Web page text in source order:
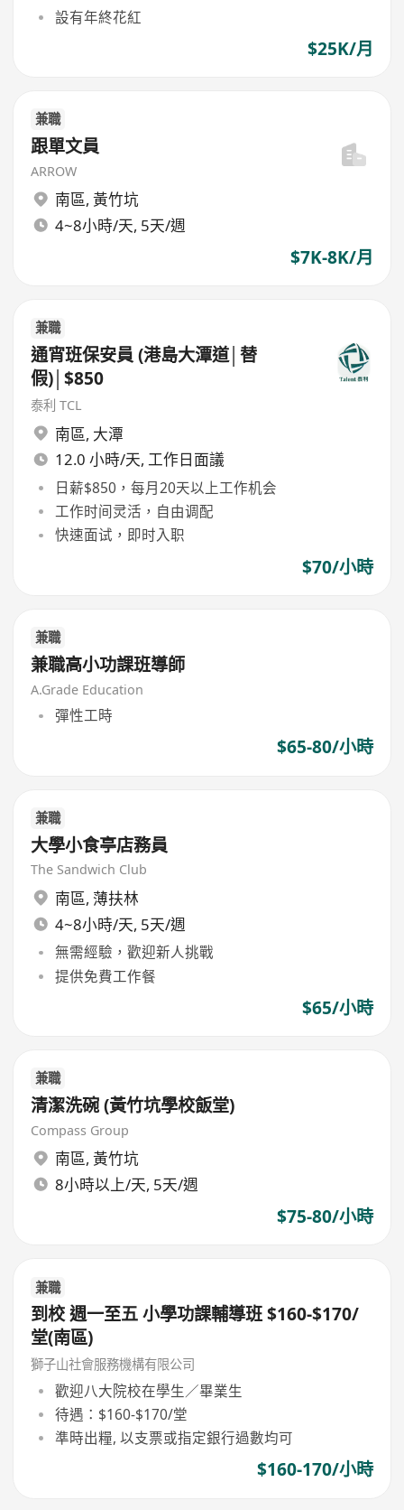
設有年終花紅
$25K/月
兼職
跟單文員
ARROW
南區, 黃竹坑
4~8小時/天, 5天/週
$7K-8K/月
兼職
通宵班保安員 (港島大潭道│替
假)│$850
泰利 TCL
南區, 大潭
12.0 小時/天, 工作日面議
日薪$850，每月20天以上工作机会
工作时间灵活，自由调配
快速面试，即时入职
$70/小時
兼職
兼職高小功課班導師
A.Grade Education
彈性工時
$65-80/小時
兼職
大學小食亭店務員
The Sandwich Club
南區, 薄扶林
4~8小時/天, 5天/週
無需經驗，歡迎新人挑戰
提供免費工作餐
$65/小時
兼職
清潔洗碗 (黃竹坑學校飯堂)
Compass Group
南區, 黃竹坑
8小時以上/天, 5天/週
$75-80/小時
兼職
到校 週一至五 小學功課輔導班 $160-$170/
堂(南區)
獅子山社會服務機構有限公司
歡迎八大院校在學生／畢業生
待遇：$160-$170/堂
準時出糧, 以支票或指定銀行過數均可
$160-170/小時